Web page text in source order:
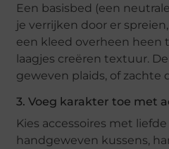
Een basisbed (een
je verrijken door er
een kleed overheen heen
laagjes creëren textuur.
geweven plaids, of zachte
3. Voeg karakter toe met
Kies accessoires met
handgeweven kussens,